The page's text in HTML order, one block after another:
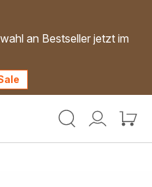
an Bestseller jetzt im
Mein
Mein